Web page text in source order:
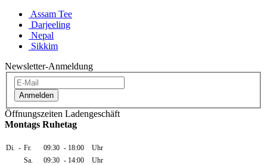
Assam Tee
Darjeeling
Nepal
Sikkim
Newsletter-Anmeldung
Anmelden
Öffnungszeiten Ladengeschäft
Montags Ruhetag
Di. - Fr. 09:30 - 18:00
Uhr
Sa.
09:30 - 14:00 Uhr